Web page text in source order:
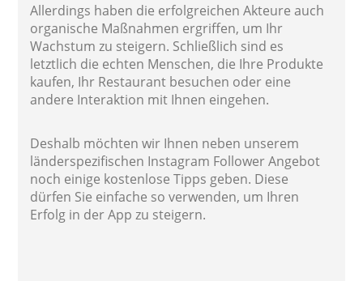
Allerdings haben die erfolgreichen Akteure auch
organische Maßnahmen ergriffen, um Ihr
Wachstum zu steigern. Schließlich sind es
letztlich die echten Menschen, die Ihre Produkte
kaufen, Ihr Restaurant besuchen oder eine
andere Interaktion mit Ihnen eingehen.
Deshalb möchten wir Ihnen neben unserem
länderspezifischen Instagram Follower Angebot
noch einige kostenlose Tipps geben. Diese
dürfen Sie einfache so verwenden, um Ihren
Erfolg in der App zu steigern.